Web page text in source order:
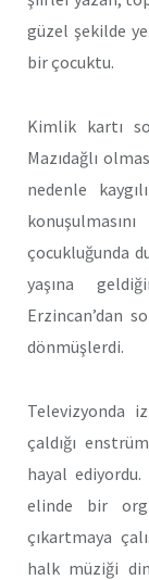
güzel şekilde
bir çocuktu.
Kimlik kartı
Mazıdağlı
nedenle
çocukluğunda
yaşına
Erzincan’dan
dönmüşlerdi.
Televizyonda
çaldığı
hayal
elinde bir
çıkartmaya
halk müziği